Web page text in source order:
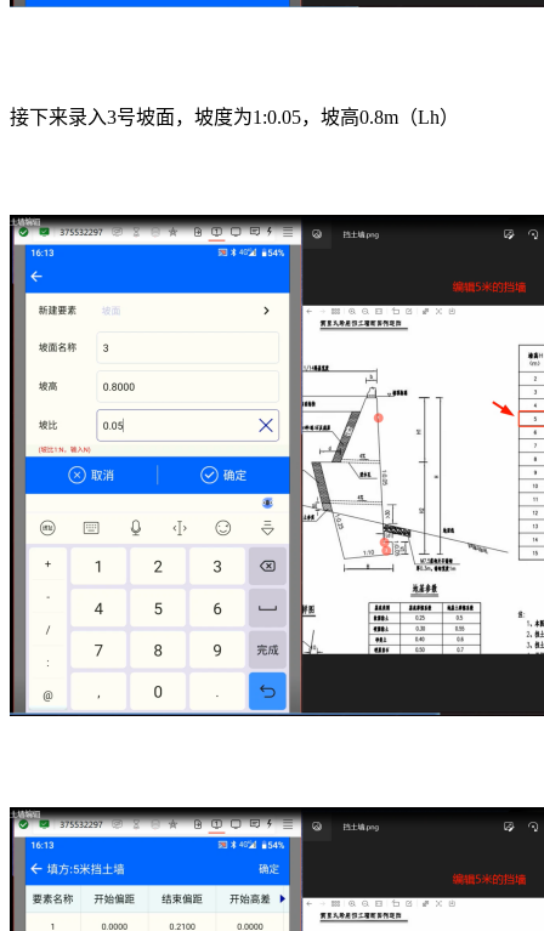
接下来录入3号坡面，坡度为1:0.05，坡高0.8m（Lh）